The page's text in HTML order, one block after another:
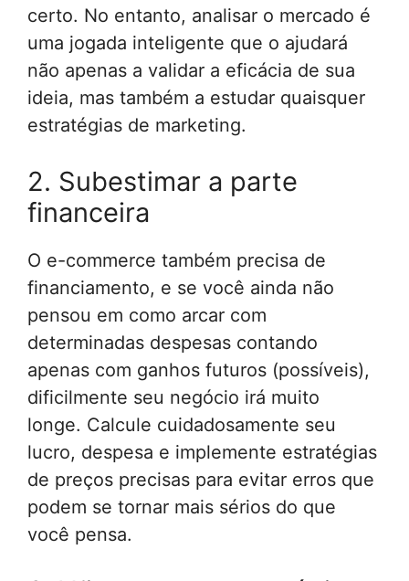
certo. No entanto, analisar o mercado é
uma jogada inteligente que o ajudará
não apenas a validar a eficácia de sua
ideia, mas também a estudar quaisquer
estratégias de marketing.
2. Subestimar a parte
financeira
O e-commerce também precisa de
financiamento, e se você ainda não
pensou em como arcar com
determinadas despesas contando
apenas com ganhos futuros (possíveis),
dificilmente seu negócio irá muito
longe. Calcule cuidadosamente seu
lucro, despesa e implemente estratégias
de preços precisas para evitar erros que
podem se tornar mais sérios do que
você pensa.